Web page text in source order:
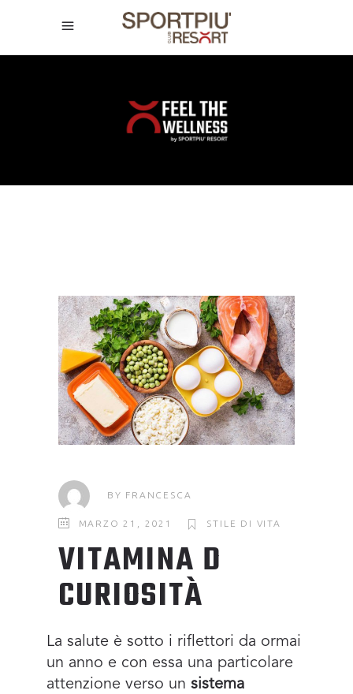
SPORTPIÙ
CLUB
RESORT
BY FRANCESCA
MARZO 21, 2021 STILE DI VITA
VITAMINA D
CURIOSITÀ
La salute è sotto i riflettori da ormai
un anno e con essa una particolare
attenzione verso un sistema